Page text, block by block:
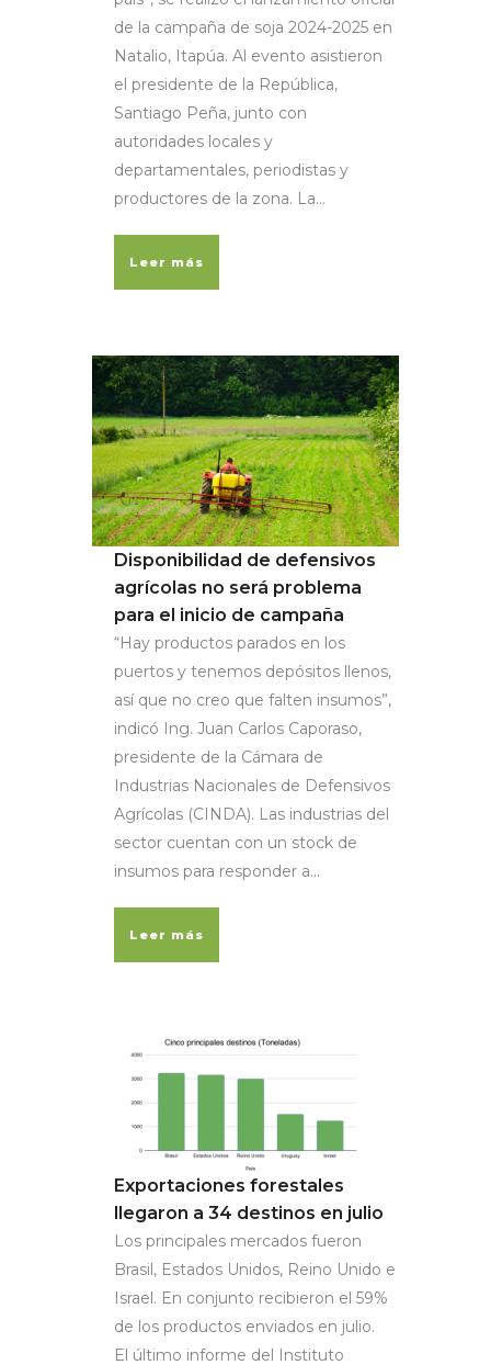
de la campaña de soja 2024-2025 en
Natalio, Itapúa. Al evento asistieron
el presidente de la República,
Santiago Peña, junto con
autoridades locales y
departamentales, periodistas y
productores de la zona. La...
Leer más
Disponibilidad de defensivos
agrícolas no será problema
para el inicio de campaña
“Hay productos parados en los
puertos y tenemos depósitos llenos,
así que no creo que falten insumos”,
indicó Ing. Juan Carlos Caporaso,
presidente de la Cámara de
Industrias Nacionales de Defensivos
Agrícolas (CINDA). Las industrias del
sector cuentan con un stock de
insumos para responder a...
Leer más
Exportaciones forestales
llegaron a 34 destinos en julio
Los principales mercados fueron
Brasil, Estados Unidos, Reino Unido e
Israel. En conjunto recibieron el 59%
de los productos enviados en julio.
El último informe del Instituto